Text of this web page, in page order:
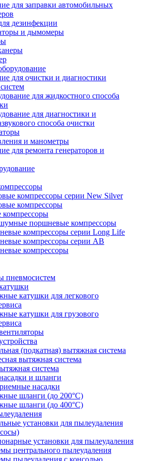
для заправки автомобильных
дезинфекции
и дымомеры
для очистки и диагностики
для жидкостного способа
для диагностики и
способа очистки
и манометры
для ремонта генераторов и
компрессоры серии New Silver
компрессоры
поршневые компрессоры
компрессоры серии Long Life
компрессоры серии AB
компрессоры
пневмосистем
катушки для легкового
катушки для грузового
(подкатная) вытяжная система
вытяжная система
система
и шланги
насадки
шланги (до 200°C)
шланги (до 400°C)
установки для пылеудаления
установки для пылеудаления
центрального пылеудаления
пылеудаления с консолью